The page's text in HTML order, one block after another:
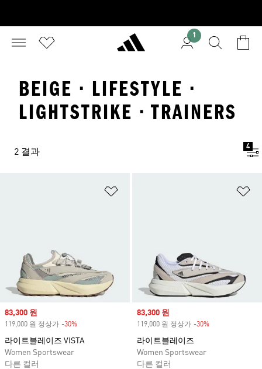
1
BEIGE · LIFESTYLE ·
LIGHTSTRIKE · TRAINERS
2 결과
4
Sale price
83,300 원
119,000 원 정상가 -30%
라이트블레이즈 VISTA
Women Sportswear
다른 컬러
Sale price
83,300 원
119,000 원 정상가 -30%
라이트블레이즈
Women Sportswear
다른 컬러